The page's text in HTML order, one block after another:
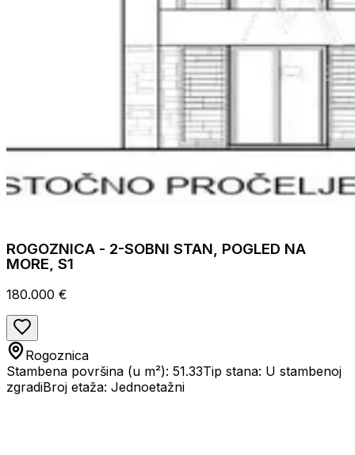
ROGOZNICA - 2-SOBNI STAN, POGLED NA
MORE, S1
180.000 €
Rogoznica
Stambena površina (u m²): 51.33Tip stana: U stambenoj
zgradiBroj etaža: Jednoetažni